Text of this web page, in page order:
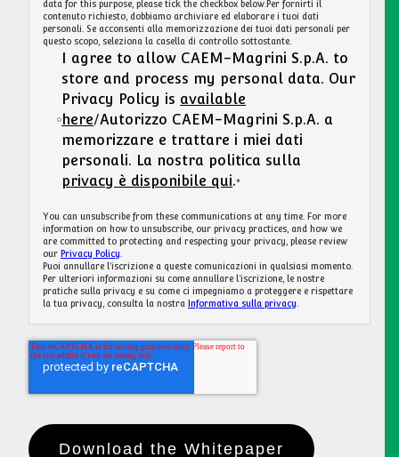
data for this purpose, please tick the checkbox below.Per fornirti il ​​
contenuto richiesto, dobbiamo archiviare ed elaborare i tuoi dati
personali. Se acconsenti alla memorizzazione dei tuoi dati personali per
questo scopo, seleziona la casella di controllo sottostante.
I agree to allow CAEM-Magrini S.p.A. to
store and process my personal data. Our
Privacy Policy is available
here/Autorizzo CAEM-Magrini S.p.A. a
memorizzare e trattare i miei dati
personali. La nostra politica sulla
privacy è disponibile qui.*
You can unsubscribe from these communications at any time. For more
information on how to unsubscribe, our privacy practices, and how we
are committed to protecting and respecting your privacy, please review
our Privacy Policy
Puoi annullare l'iscrizione a queste comunicazioni in qualsiasi momento.
Per ulteriori informazioni su come annullare l'iscrizione, le nostre
pratiche sulla privacy e su come ci impegniamo a proteggere e rispettare
la tua privacy, consulta la nostra
Informativa sulla privacy